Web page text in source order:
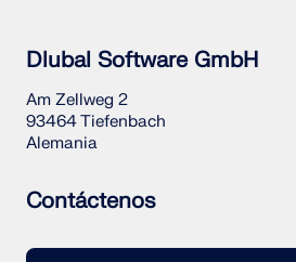
Dlubal Software GmbH
Am Zellweg 2
93464 Tiefenbach
Alemania
Contáctenos